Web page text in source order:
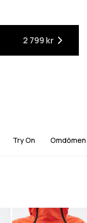
2 799 kr
Try On Omdömen